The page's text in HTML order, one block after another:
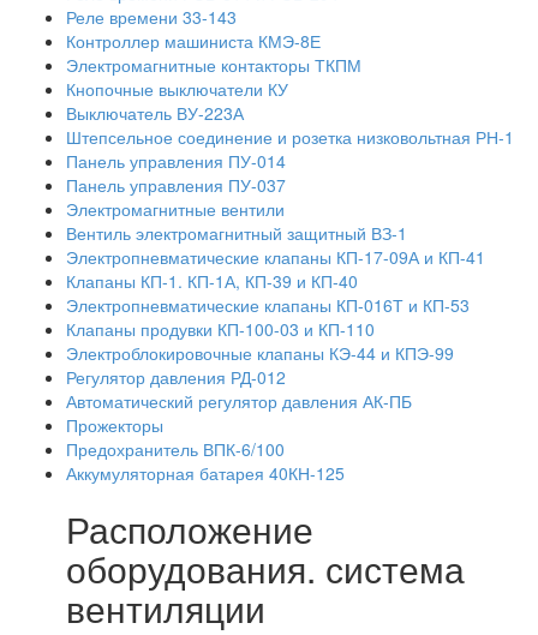
Реле времени 33-143
Контроллер машиниста КМЭ-8Е
Электромагнитные контакторы ТКПМ
Кнопочные выключатели КУ
Выключатель ВУ-223А
Штепсельное соединение и розетка низковольтная РН-1
Панель управления ПУ-014
Панель управления ПУ-037
Электромагнитные вентили
Вентиль электромагнитный защитный ВЗ-1
Электропневматические клапаны КП-17-09А и КП-41
Клапаны КП-1. КП-1А, КП-39 и КП-40
Электропневматические клапаны КП-016Т и КП-53
Клапаны продувки КП-100-03 и КП-110
Электроблокировочные клапаны КЭ-44 и КПЭ-99
Регулятор давления РД-012
Автоматический регулятор давления АК-ПБ
Прожекторы
Предохранитель ВПК-6/100
Аккумуляторная батарея 40КН-125
Расположение
оборудования. система
вентиляции